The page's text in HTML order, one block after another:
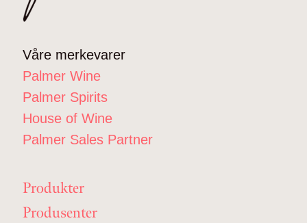
Våre merkevarer
Palmer Wine
Palmer Spirits
House of Wine
Palmer Sales Partner
Produkter
Produsenter